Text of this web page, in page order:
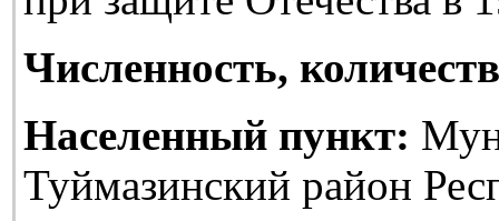
Численность,
Населенный пункт:
Туймазинский район